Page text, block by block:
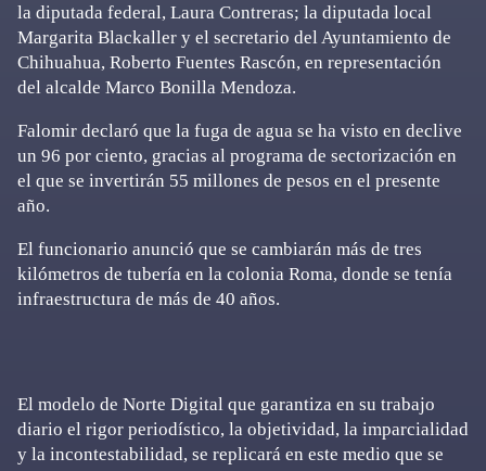
la diputada federal, Laura Contreras; la diputada local
Margarita Blackaller y el secretario del Ayuntamiento de
Chihuahua, Roberto Fuentes Rascón, en representación
del alcalde Marco Bonilla Mendoza.
Falomir declaró que la fuga de agua se ha visto en declive
un 96 por ciento, gracias al programa de sectorización en
el que se invertirán 55 millones de pesos en el presente
año.
El funcionario anunció que se cambiarán más de tres
kilómetros de tubería en la colonia Roma, donde se tenía
infraestructura de más de 40 años.
El modelo de Norte Digital que garantiza en su trabajo
diario el rigor periodístico, la objetividad, la imparcialidad
y la incontestabilidad, se replicará en este medio que se